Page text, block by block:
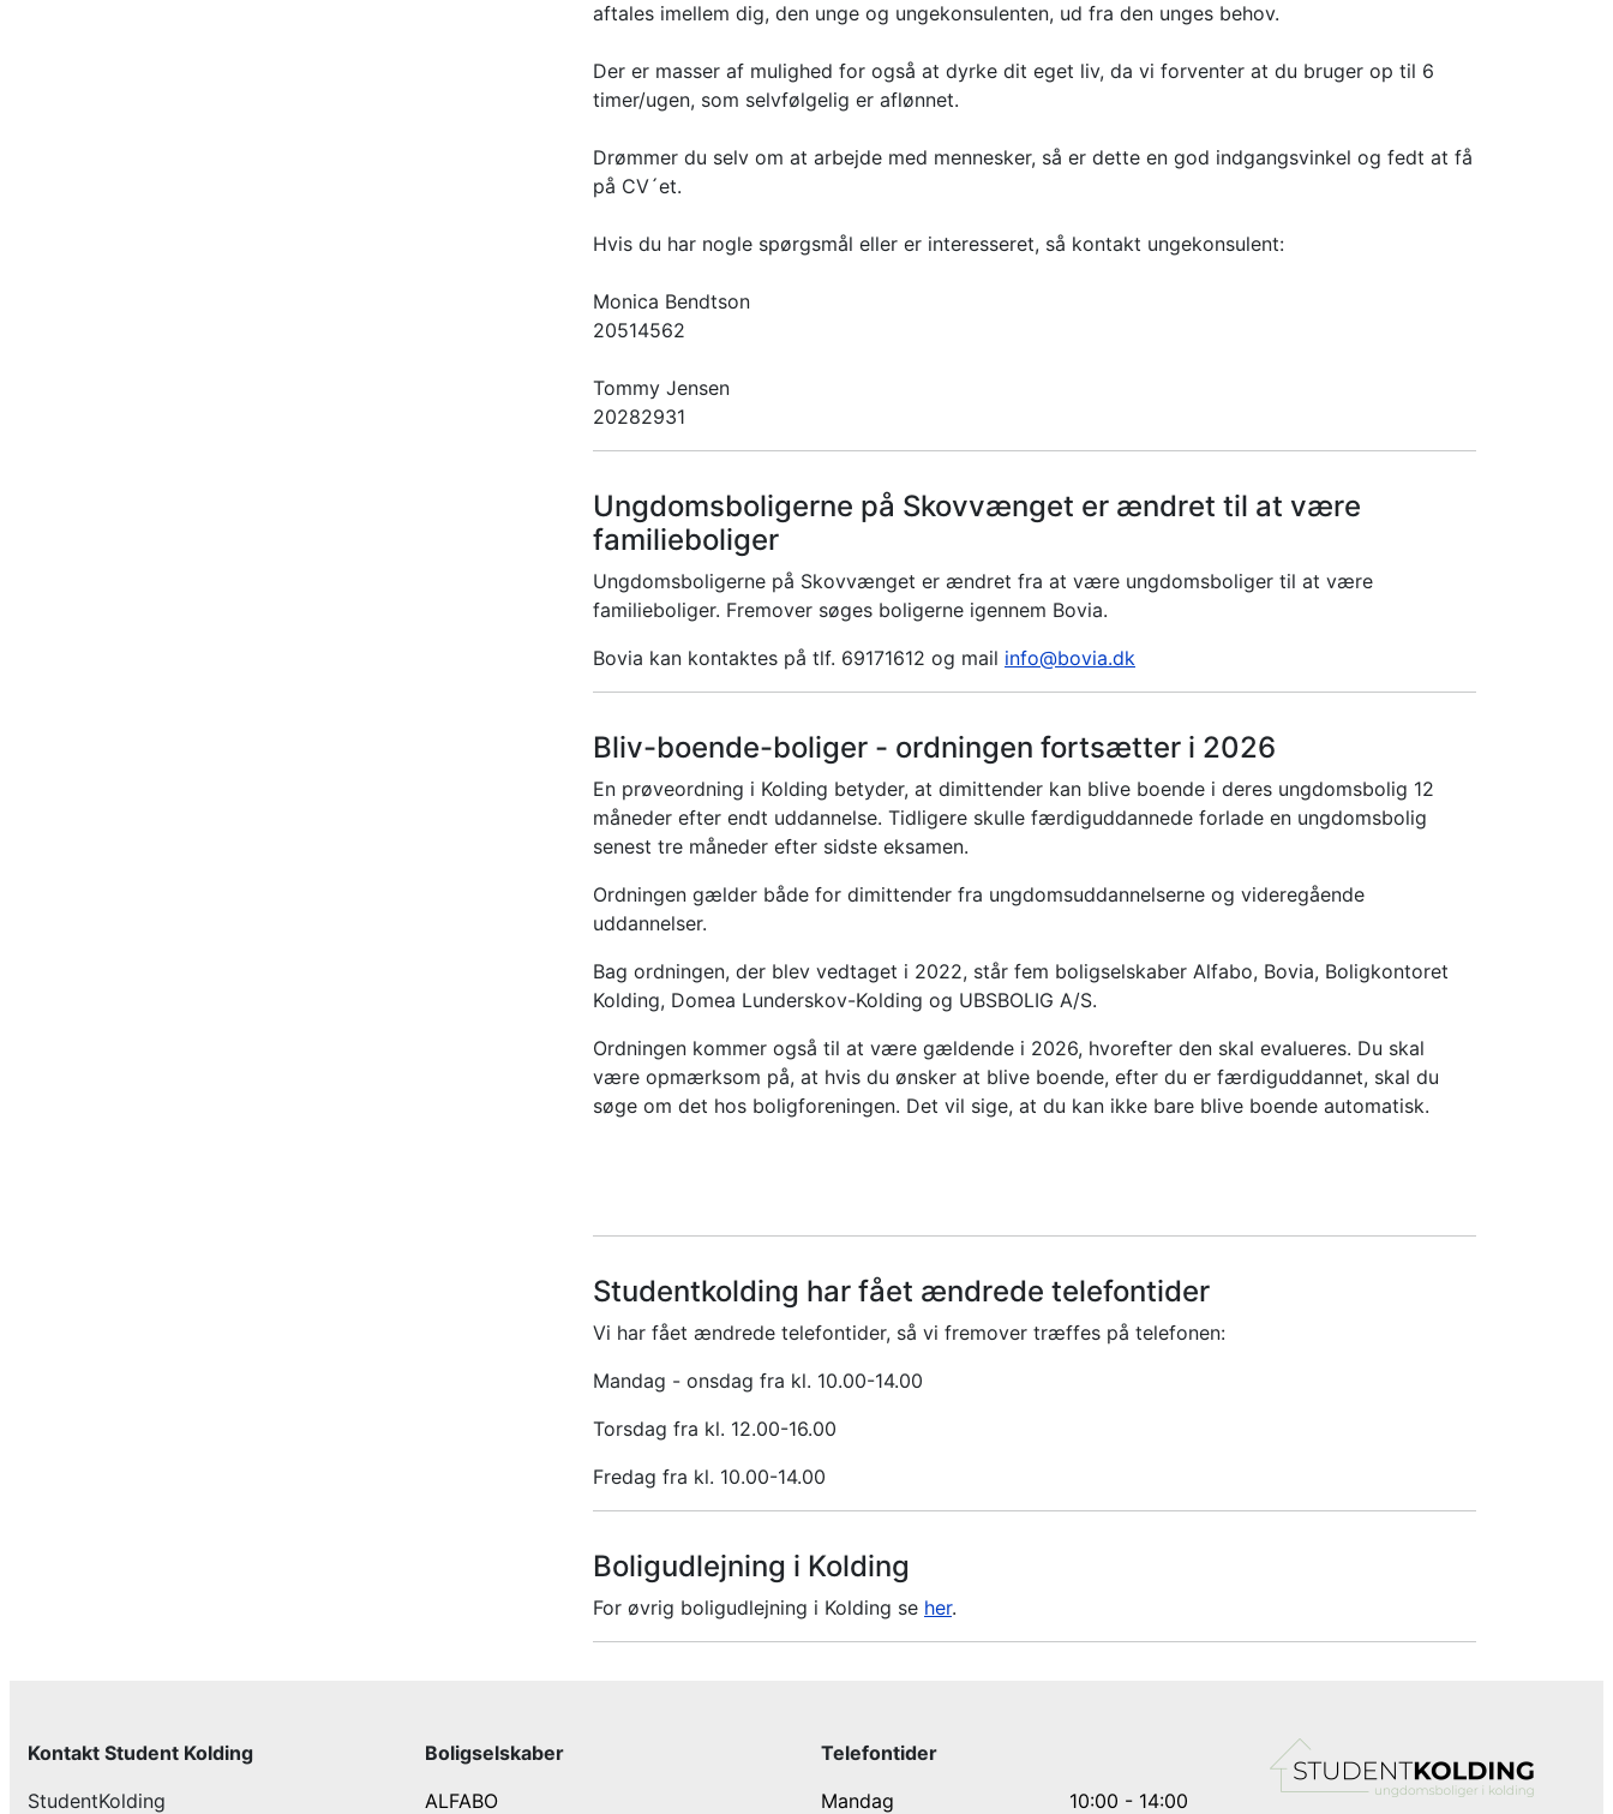
aftales imellem dig, den unge og ungekonsulenten, ud fra den unges behov.
Der er masser af mulighed for også at dyrke dit eget liv, da vi forventer at du bruger op til 6
timer/ugen, som selvfølgelig er aflønnet.
Drømmer du selv om at arbejde med mennesker, så er dette en god indgangsvinkel og fedt at få
på CV´et.
Hvis du har nogle spørgsmål eller er interesseret, så kontakt ungekonsulent:
Monica Bendtson
20514562
Tommy Jensen
20282931
Ungdomsboligerne på Skovvænget er ændret til at være
familieboliger
Ungdomsboligerne på Skovvænget er ændret fra at være ungdomsboliger til at være
familieboliger. Fremover søges boligerne igennem Bovia.
Bovia kan kontaktes på tlf. 69171612 og mail info@bovia.dk
Bliv-boende-boliger - ordningen fortsætter i 2026
En prøveordning i Kolding betyder, at dimittender kan blive boende i deres ungdomsbolig 12
måneder efter endt uddannelse. Tidligere skulle færdiguddannede forlade en ungdomsbolig
senest tre måneder efter sidste eksamen.
Ordningen gælder både for dimittender fra ungdomsuddannelserne og videregående
uddannelser.
Bag ordningen, der blev vedtaget i 2022, står fem boligselskaber Alfabo, Bovia, Boligkontoret
Kolding, Domea Lunderskov-Kolding og UBSBOLIG A/S.
Ordningen kommer også til at være gældende i 2026, hvorefter den skal evalueres. Du skal
være opmærksom på, at hvis du ønsker at blive boende, efter du er færdiguddannet, skal du
søge om det hos boligforeningen. Det vil sige, at du kan ikke bare blive boende automatisk.
Studentkolding har fået ændrede telefontider
Vi har fået ændrede telefontider, så vi fremover træffes på telefonen:
Mandag - onsdag fra kl. 10.00-14.00
Torsdag fra kl. 12.00-16.00
Fredag fra kl. 10.00-14.00
Boligudlejning i Kolding
For øvrig boligudlejning i Kolding se her.
Kontakt Student Kolding
StudentKolding
Boligselskaber
ALFABO
Telefontider
Mandag
10:00 - 14:00